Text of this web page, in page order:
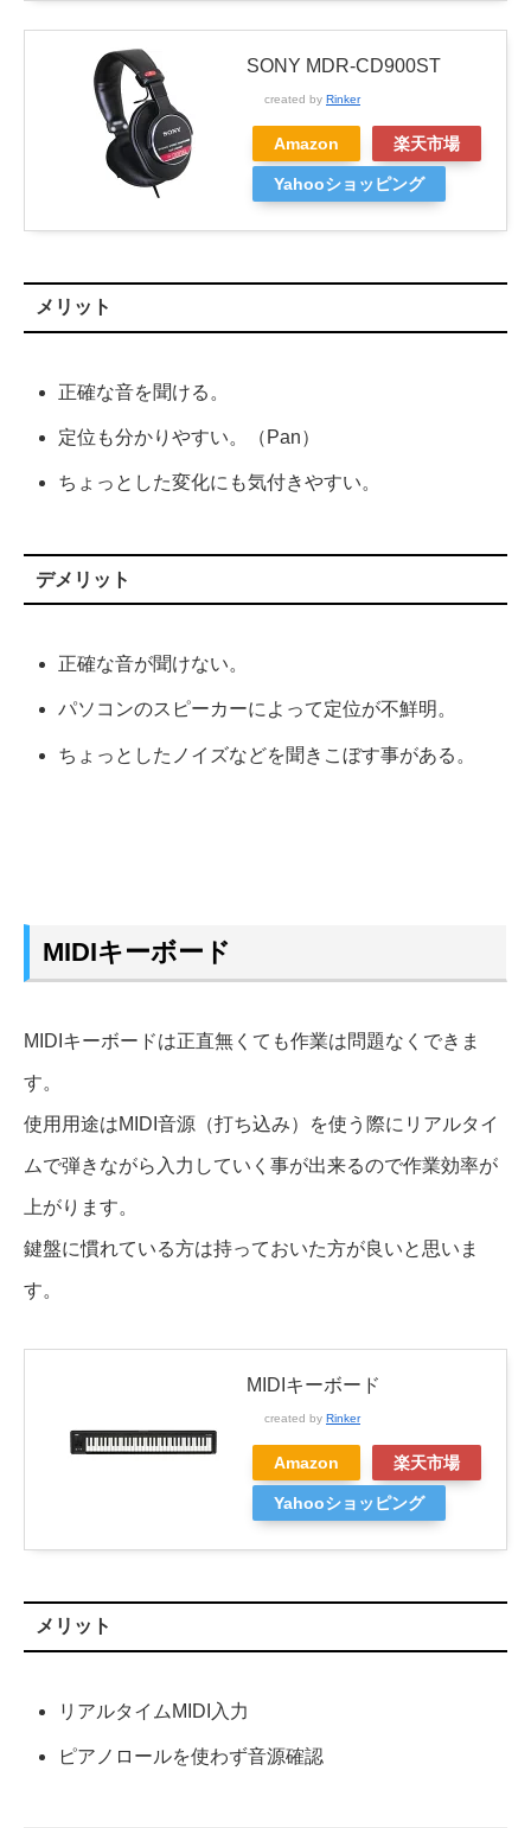
SONY MDR-CD900ST
created by Rinker
Amazon 楽天市場
Yahooショッピング
メリット
正確な音を聞ける。
定位も分かりやすい。（Pan）
ちょっとした変化にも気付きやすい。
デメリット
正確な音が聞けない。
パソコンのスピーカーによって定位が不鮮明。
ちょっとしたノイズなどを聞きこぼす事がある。
MIDIキーボード
MIDIキーボードは正直無くても作業は問題なくできま
す。
使用用途はMIDI音源（打ち込み）を使う際にリアルタイ
ムで弾きながら入力していく事が出来るので作業効率が
上がります。
鍵盤に慣れている方は持っておいた方が良いと思いま
す。
MIDIキーボード
created by Rinker
Amazon 楽天市場
Yahooショッピング
メリット
リアルタイムMIDI入力
ピアノロールを使わず音源確認